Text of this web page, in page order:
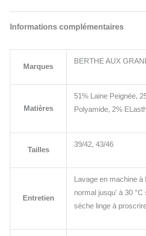
Informations complémentaires
Marques
BERTHE AUX
Matières
51% Laine Peignée,
Polyamide, 2%
Tailles
39/42, 43/46
Entretien
Lavage en machine
normal jusqu' à 30 °C
sèche linge à